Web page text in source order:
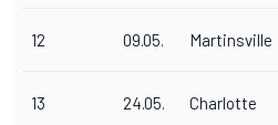
12 09.05. Martinsville
13 24.05. Charlotte